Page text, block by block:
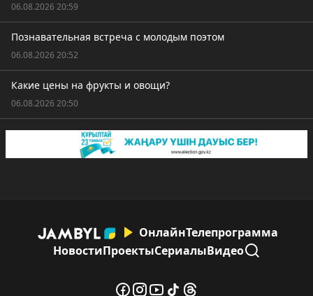
06.08.2026 20:59
Познавательная встреча с молодым поэтом
06.08.2026 20:52
Какие цены на фрукты и овощи?
06.08.2026 20:50
ОнлайнТелепрограмма
НовостиПроектыСериалыВидео